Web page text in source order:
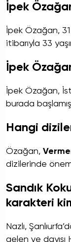
İpek
İpek Özağan, 31
itibarıyla 33
İpek
İpek Özağan,
burada
Hangi
Özağan,
dizilerinde
Sandık
karakteri
Nazlı,
gelen ve dayısı